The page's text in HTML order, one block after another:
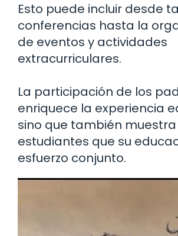
Esto puede incluir desde
conferencias hasta la
de eventos y actividades
extracurriculares.
La participación de los
enriquece la experiencia
sino que también muestra
estudiantes que su
esfuerzo conjunto.